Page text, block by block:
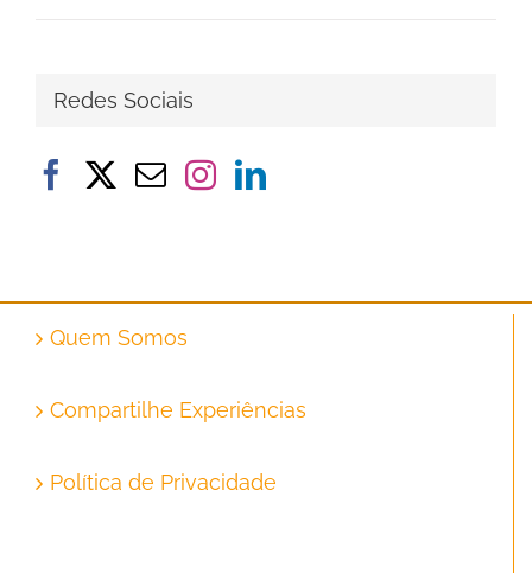
Redes Sociais
Quem Somos
Compartilhe Experiências
Política de Privacidade